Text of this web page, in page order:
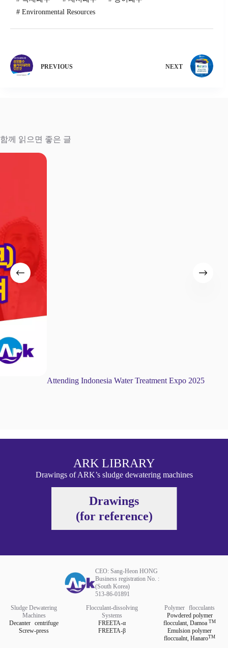
#Environmental Resources
PREVIOUS NEXT
함께 읽으면 좋은 글
Attending Indonesia Water Treatment Expo 2025
ARK LIBRARY
Drawings of ARK’s sludge dewatering machines
Drawings
(for reference)
CEO: Sang-Heon HONG
Business registration No. :
(South Korea)
513-86-01891
Sludge Dewatering
Machines
Decanter centrifuge
Screw-press
Flocculant-dissolving
Systems
FREETA-α
FREETA-β
Polymer flocculants
Powdered polymer
flocculant, Damoa TM
Emulsion polymer
floccualnt, HanaroTM